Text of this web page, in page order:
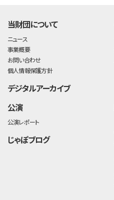
当財団について
ニュース
事業概要
お問い合わせ
個人情報保護方針
デジタルアーカイブ
公演
公演レポート
じゃぽブログ